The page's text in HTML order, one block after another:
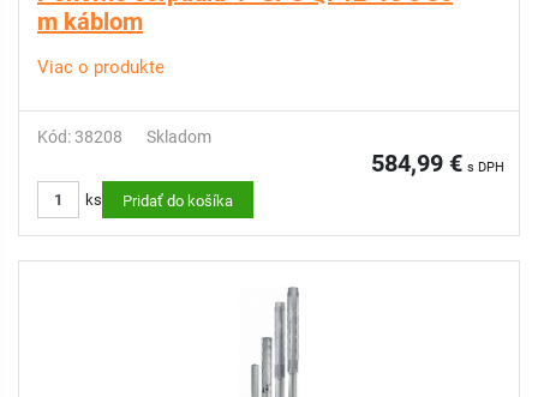
m káblom
Viac o produkte
Kód: 38208 Skladom
584,99 € s DPH
ks Pridať do košíka